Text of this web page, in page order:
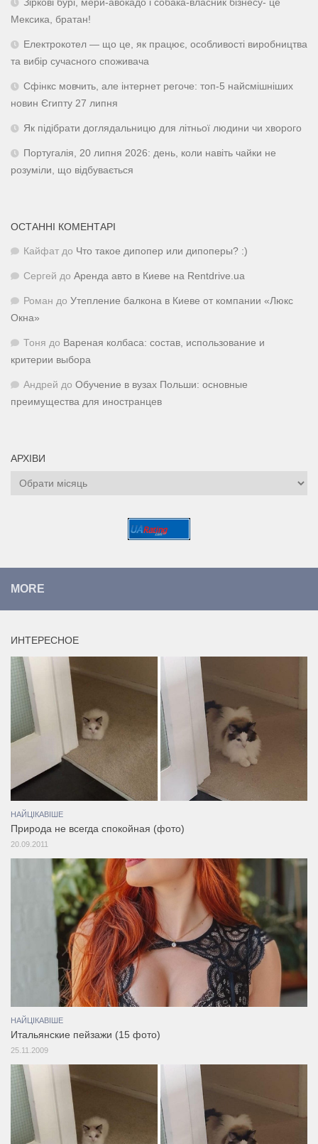
Зіркові бурі, мери-авокадо і собака-власник бізнесу- це
Мексика, братан!
Електрокотел — що це, як працює, особливості виробництва
та вибір сучасного споживача
Сфінкс мовчить, але інтернет регоче: топ-5 найсмішніших
новин Єгипту 27 липня
Як підібрати доглядальницю для літньої людини чи хворого
Португалія, 20 липня 2026: день, коли навіть чайки не
розуміли, що відбувається
ОСТАННІ КОМЕНТАРІ
Кайфат до Что такое дипопер или дипоперы? :)
Сергей до Аренда авто в Киеве на Rentdrive.ua
Роман до Утепление балкона в Киеве от компании «Люкс
Окна»
Тоня до Вареная колбаса: состав, использование и
критерии выбора
Андрей до Обучение в вузах Польши: основные
преимущества для иностранцев
АРХІВИ
Архіви
MORE
ИНТЕРЕСНОЕ
НАЙЦІКАВІШЕ
Природа не всегда спокойная (фото)
20.09.2011
НАЙЦІКАВІШЕ
Итальянские пейзажи (15 фото)
25.11.2009